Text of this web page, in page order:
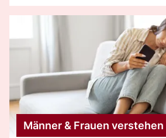
Männer & Frauen verstehen